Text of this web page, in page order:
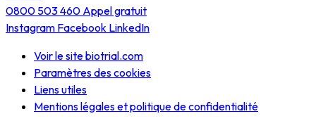
0800 503 460 Appel gratuit
Instagram Facebook LinkedIn
Voir le site biotrial.com
Paramètres des cookies
Liens utiles
Mentions légales et politique de confidentialité